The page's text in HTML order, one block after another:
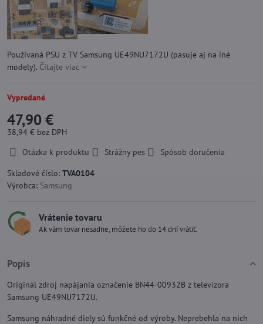
Používaná PSU z TV Samsung UE49NU7172U (pasuje aj na iné
modely). Čítajte viac
Vypredané
47,90 €
38,94 € bez DPH
Otázka k produktu
Strážny pes
Spôsob doručenia
Skladové číslo: TVA0104
Výrobca: Samsung
Vrátenie tovaru
Ak vám tovar nesadne, môžete ho do 14 dní vrátiť.
Popis
Originál zdroj napájania označenie BN44-00932B z televízora
Samsung UE49NU7172U.
Samsung náhradné diely sú funkčné od výroby. Neprebehla na nich